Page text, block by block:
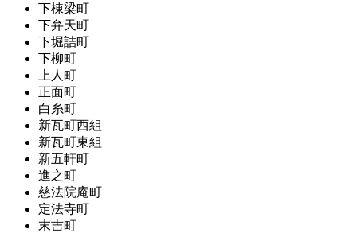
下棟梁町
下弁天町
下堀詰町
下柳町
上人町
正面町
白糸町
新瓦町西組
新瓦町東組
新五軒町
進之町
慈法院庵町
定法寺町
末吉町